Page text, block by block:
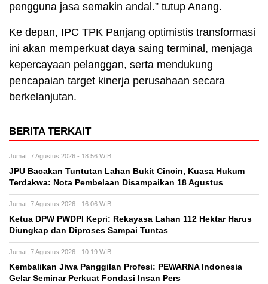
pengguna jasa semakin andal.” tutup Anang.
Ke depan, IPC TPK Panjang optimistis transformasi
ini akan memperkuat daya saing terminal, menjaga
kepercayaan pelanggan, serta mendukung
pencapaian target kinerja perusahaan secara
berkelanjutan.
BERITA TERKAIT
Jumat, 7 Agustus 2026 - 18:56 WIB
JPU Bacakan Tuntutan Lahan Bukit Cincin, Kuasa Hukum
Terdakwa: Nota Pembelaan Disampaikan 18 Agustus
Jumat, 7 Agustus 2026 - 16:06 WIB
Ketua DPW PWDPI Kepri: Rekayasa Lahan 112 Hektar Harus
Diungkap dan Diproses Sampai Tuntas
Jumat, 7 Agustus 2026 - 10:19 WIB
Kembalikan Jiwa Panggilan Profesi: PEWARNA Indonesia
Gelar Seminar Perkuat Fondasi Insan Pers